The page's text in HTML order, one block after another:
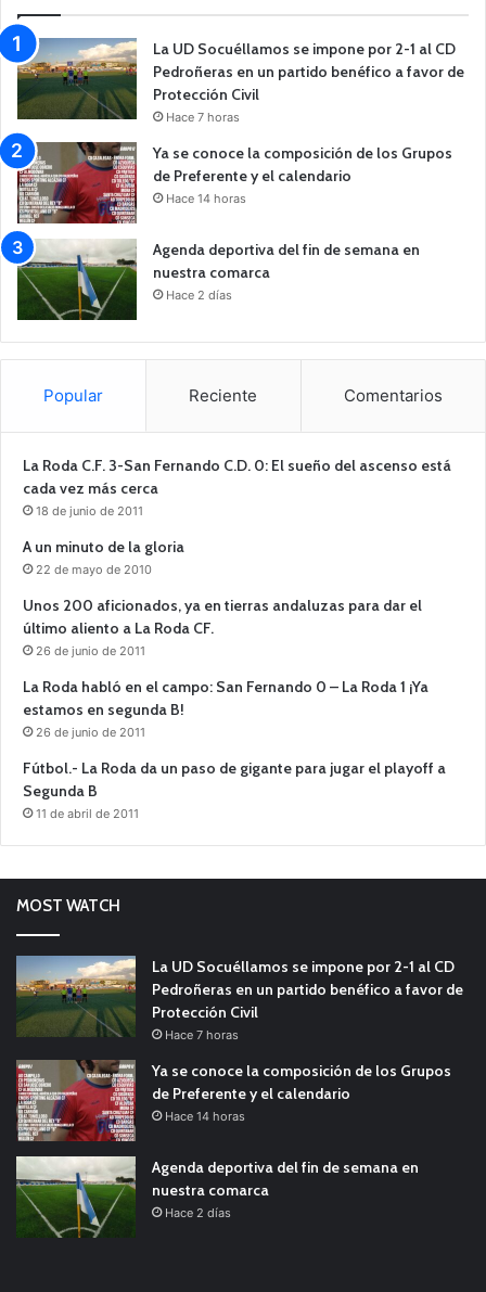
La UD Socuéllamos se impone por 2-1 al CD
Pedroñeras en un partido benéfico a favor de
Protección Civil
Hace 7 horas
Ya se conoce la composición de los Grupos
de Preferente y el calendario
Hace 14 horas
Agenda deportiva del fin de semana en
nuestra comarca
Hace 2 días
Popular Reciente Comentarios
La Roda C.F. 3-San Fernando C.D. 0: El sueño del ascenso está
cada vez más cerca
18 de junio de 2011
A un minuto de la gloria
22 de mayo de 2010
Unos 200 aficionados, ya en tierras andaluzas para dar el
último aliento a La Roda CF.
26 de junio de 2011
La Roda habló en el campo: San Fernando 0 – La Roda 1 ¡Ya
estamos en segunda B!
26 de junio de 2011
Fútbol.- La Roda da un paso de gigante para jugar el playoff a
Segunda B
11 de abril de 2011
MOST WATCH
La UD Socuéllamos se impone por 2-1 al CD
Pedroñeras en un partido benéfico a favor de
Protección Civil
Hace 7 horas
Ya se conoce la composición de los Grupos
de Preferente y el calendario
Hace 14 horas
Agenda deportiva del fin de semana en
nuestra comarca
Hace 2 días